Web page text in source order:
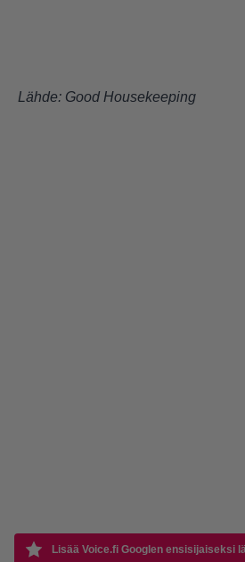
Lähde: Good Housekeeping
Lisää Voice.fi Googlen ensisijaiseksi